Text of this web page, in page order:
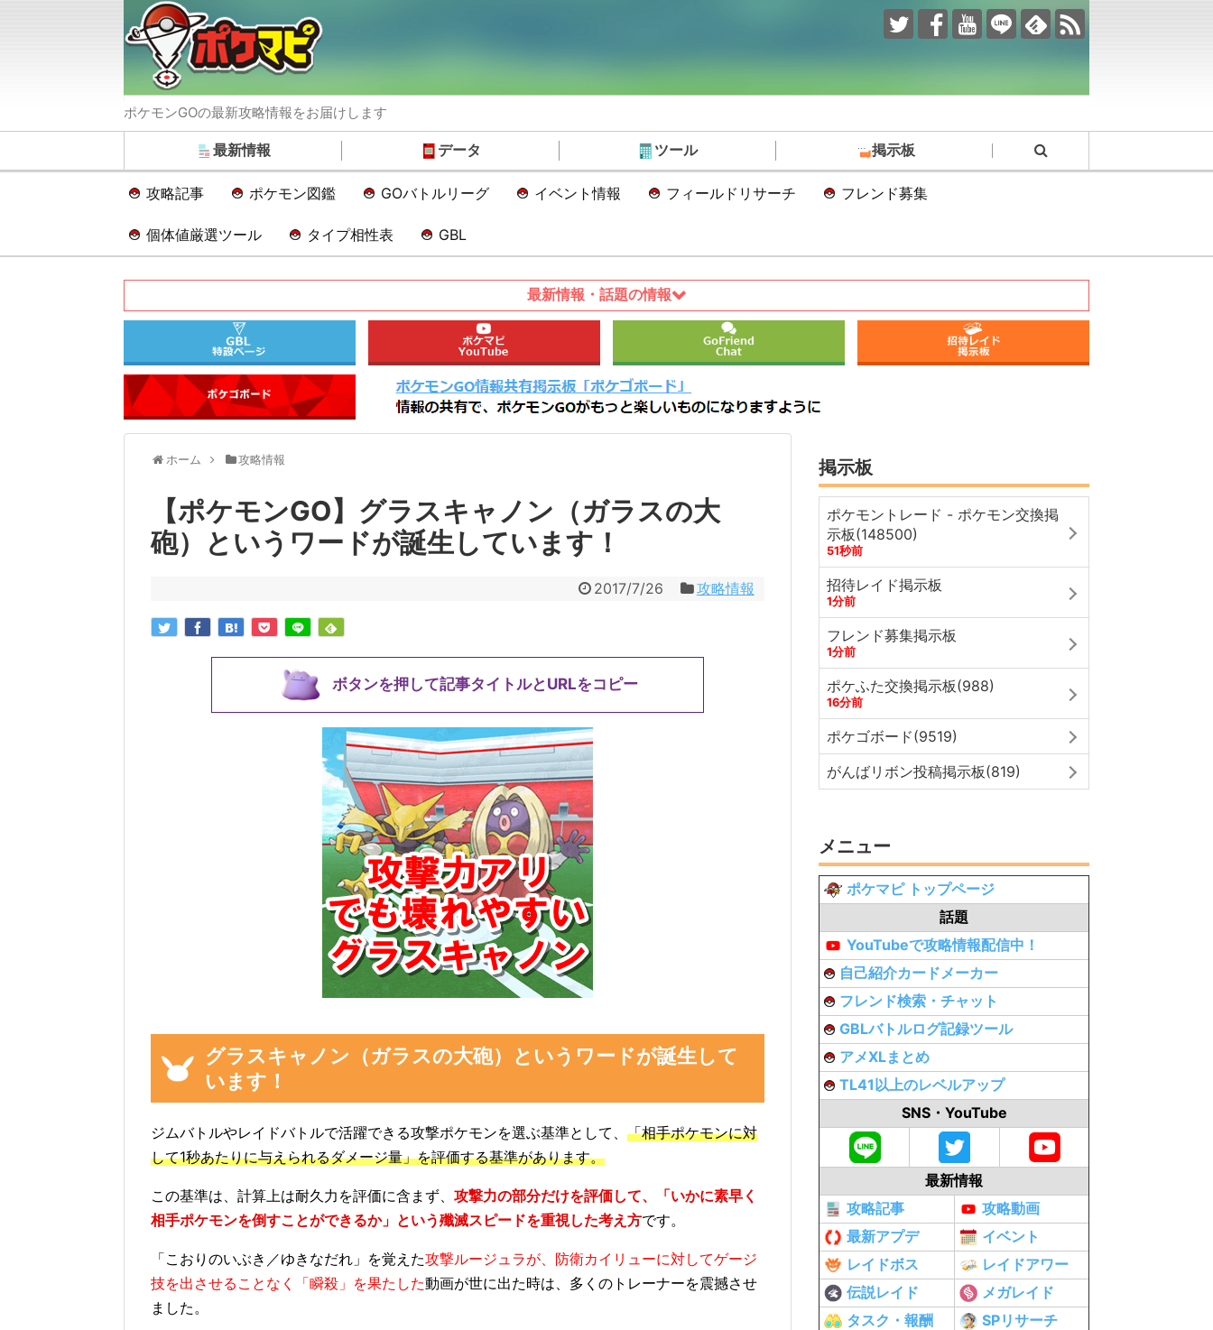
ポケモンGOの最新攻略情報をお届けします
最新情報 データ ツール 掲示板
攻略記事 ポケモン図鑑 GOバトルリーグ イベント情報 フィールドリサーチ フレンド募集
個体値厳選ツール タイプ相性表 GBL
最新情報・話題の情報
ホーム 攻略情報
【ポケモンGO】グラスキャノン（ガラスの大
砲）というワードが誕生しています！
2017/7/26 攻略情報
ボタンを押して記事タイトルとURLをコピー
グラスキャノン（ガラスの大砲）というワードが誕生して
います！
ジムバトルやレイドバトルで活躍できる攻撃ポケモンを選ぶ基準として、 「相手ポケモンに対
して1秒あたりに与えられるダメージ量」を評価する基準があります。
この基準は、計算上は耐久力を評価に含まず、 攻撃力の部分だけを評価して、「いかに素早く
相手ポケモンを倒すことができるか」という殲滅スピードを重視した考え方です。
「こおりのいぶき／ゆきなだれ」を覚えた攻撃ルージュラが、防衛カイリューに対してゲージ
技を出させることなく「瞬殺」を果たした動画が世に出た時は、多くのトレーナーを震撼させ
ました。
掲示板
ポケモントレード - ポケモン交換掲
示板(148500)
51秒前
招待レイド掲示板
1分前
フレンド募集掲示板
1分前
ポケふた交換掲示板(988)
16分前
ポケゴボード(9519)
がんばリボン投稿掲示板(819)
メニュー
ポケマピ トップページ
話題
YouTubeで攻略情報配信中！
自己紹介カードメーカー
フレンド検索・チャット
GBLバトルログ記録ツール
アメXLまとめ
TL41以上のレベルアップ
SNS・YouTube
最新情報
攻略記事
攻略動画
最新アプデ
イベント
レイドボス
レイドアワー
伝説レイド
メガレイド
タスク・報酬
SPリサーチ